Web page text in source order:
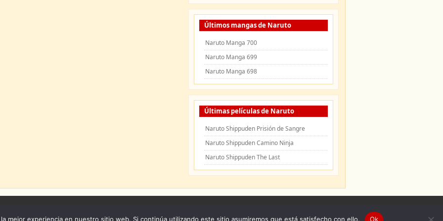
Últimos mangas de Naruto
Naruto Manga 700
Naruto Manga 699
Naruto Manga 698
Últimas películas de Naruto
Naruto Shippuden Prisión de Sangre
Naruto Shippuden Camino Ninja
Naruto Shippuden The Last
mejor experiencia en nuestro sitio web. Si continúa utilizando este sitio asumiremos que está satisfecho con ello. Ok